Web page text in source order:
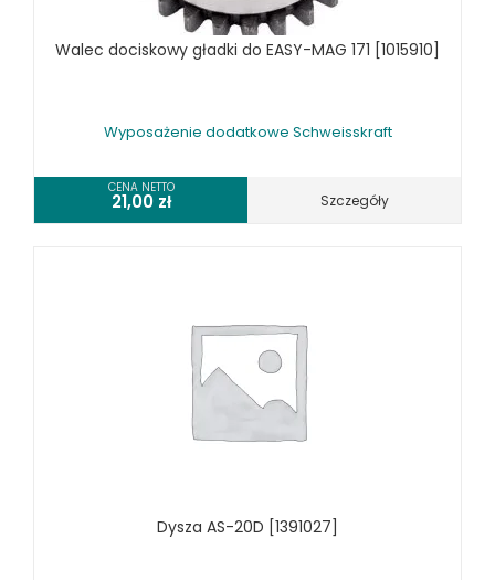
Walec dociskowy gładki do EASY-MAG 171 [1015910]
Wyposażenie dodatkowe Schweisskraft
CENA NETTO
21,00 zł Szczegóły
Dysza AS-20D [1391027]